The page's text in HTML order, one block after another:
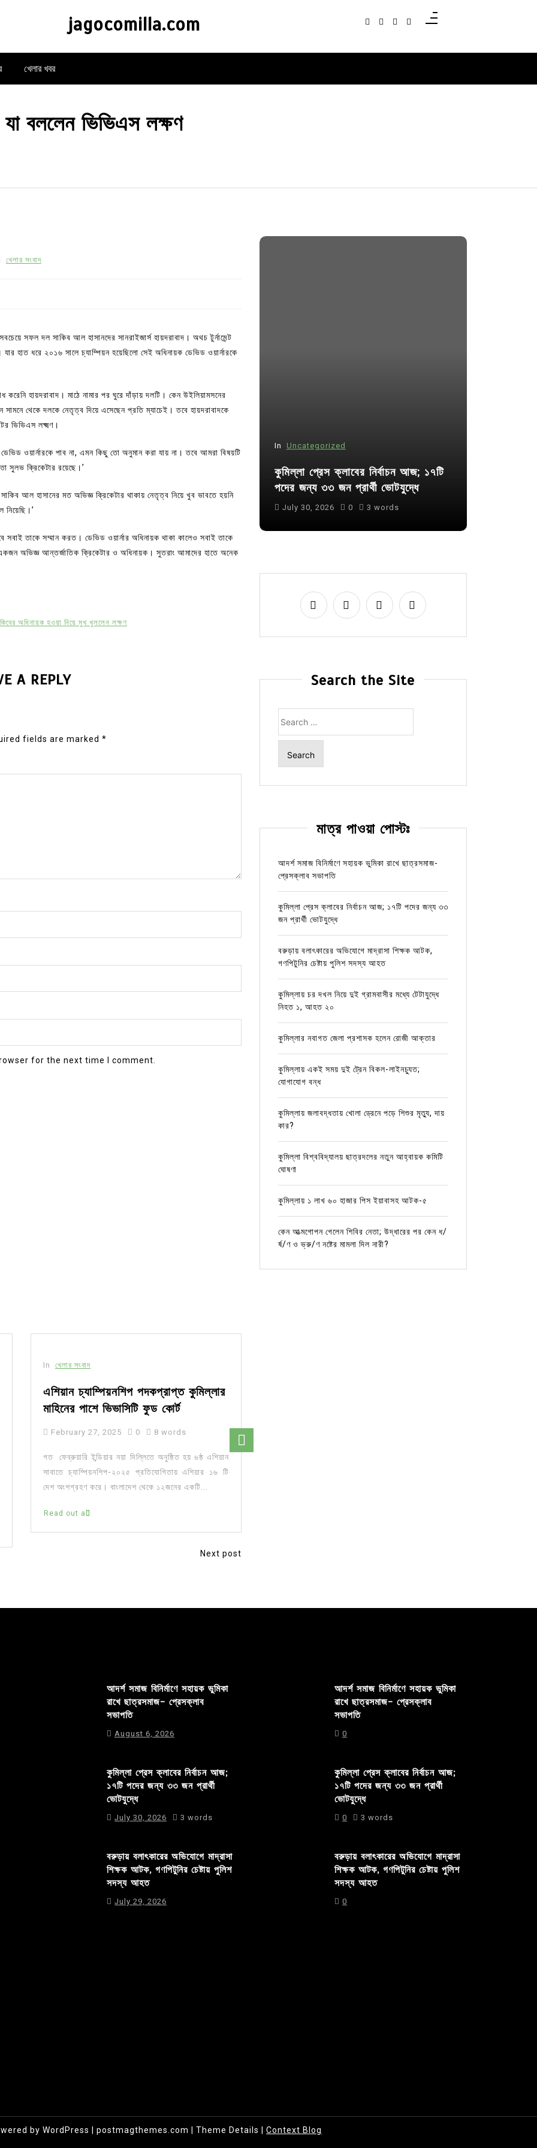
jagocomilla.com
খেলার খবর
যা বললেন ভিভিএস লক্ষণ
খেলার সংবাদ
সফল দল সাকিব আল হাসানদের সানরাইজার্স হায়দরাবাদ। অথচ টুর্নামেন্ট
হাত ধরে ২০১৬ সালে চ্যাম্পিয়ন হয়েছিলো সেই অধিনায়ক ডেভিড ওয়ার্নারকে
হায়দরাবাদ। মাঠে নামার পর ঘুরে দাঁড়ায় দলটি। কেন উইলিয়ামসনের
থেকে দলকে নেতৃত্ব দিয়ে এসেছেন প্রতি ম্যাচেই। তবে হায়দরাবাদকে
ভিভিএস লক্ষ্মণ।
ওয়ার্নারকে পাব না, এমন কিছু তো অনুমান করা যায় না। তবে আমরা বিষয়টি
সুলভ ক্রিকেটার রয়েছে।’
আল হাসানের মত অভিজ্ঞ ক্রিকেটার থাকায় নেতৃত্ব নিয়ে খুব ভাবতে হয়নি
তাকে সম্মান করত। ডেভিড ওয়ার্নার অধিনায়ক থাকা কালেও সবাই তাকে
অভিজ্ঞ আন্তর্জাতিক ক্রিকেটার ও অধিনায়ক। সুতরাং আমাদের হাতে অনেক
অধিনায়ক হওয়া নিয়ে মুখ খুললেন লক্ষণ
A REPLY
fields are marked *
for the next time I comment.
In খেলার সংবাদ
এশিয়ান চ্যাম্পিয়নশিপ পদকপ্রাপ্ত কুমিল্লার
মাহিনের পাশে ভিভাসিটি ফুড কোর্ট
February 27, 2025 0 8 words
গত ফেব্রুয়ারি ইন্ডিয়ার নয়া দিল্লিতে অনুষ্ঠিত হয় ৬ষ্ঠ এশিয়ান
সাবাতে চ্যাম্পিয়নশিপ-২০২৫ প্রতিযোগিতায় এশিয়ার ১৬ টি
দেশ অংশগ্রহণ করে। বাংলাদেশ থেকে ১২জনের একটি...
Read out all
Next post
১৭টি
আদর্শ সমাজ বিনির্মাণে সহায়ক ভুমিকা রাখে
In Uncategorized
কুমিল্লা প্রেস ক্লাবের নির্বাচন আজ; ১৭টি
পদের জন্য ৩৩ জন প্রার্থী ভোটযুদ্ধে
July 30, 2026 0 3 words
Search the Site
for:
মাত্র পাওয়া পোস্টঃ
আদর্শ সমাজ বিনির্মাণে সহায়ক ভুমিকা রাখে ছাত্রসমাজ-
প্রেসক্লাব সভাপতি
কুমিল্লা প্রেস ক্লাবের নির্বাচন আজ; ১৭টি পদের জন্য ৩৩
জন প্রার্থী ভোটযুদ্ধে
বরুড়ায় বলাৎকারের অভিযোগে মাদ্রাসা শিক্ষক আটক,
গণপিটুনির চেষ্টায় পুলিশ সদস্য আহত
কুমিল্লায় চর দখল নিয়ে দুই গ্রামবাসীর মধ্যে টেটাযুদ্ধে
নিহত ১, আহত ২০
কুমিল্লার নবাগত জেলা প্রশাসক হলেন রোজী আক্তার
কুমিল্লায় একই সময় দুই ট্রেন বিকল-লাইনচ্যুত;
যোগাযোগ বন্ধ
কুমিল্লায় জলাবদ্ধতায় খোলা ড্রেনে পড়ে শিশুর মৃত্যু, দায়
কার?
কুমিল্লা বিশ্ববিদ্যালয় ছাত্রদলের নতুন আহ্বায়ক কমিটি
ঘোষণা
কুমিল্লায় ১ লাখ ৬০ হাজার পিস ইয়াবাসহ আটক-৫
কেন আত্মগোপন গেলেন শিবির নেতা; উদ্ধারের পর কেন ধ/
র্ষ/ণ ও ভ্রু/ণ নষ্টের মামলা দিল নারী?
আদর্শ সমাজ বিনির্মাণে সহায়ক ভুমিকা
রাখে ছাত্রসমাজ- প্রেসক্লাব
সভাপতি
August 6, 2026
কুমিল্লা প্রেস ক্লাবের নির্বাচন আজ;
১৭টি পদের জন্য ৩৩ জন প্রার্থী
ভোটযুদ্ধে
July 30, 2026 3 words
বরুড়ায় বলাৎকারের অভিযোগে মাদ্রাসা
শিক্ষক আটক, গণপিটুনির চেষ্টায় পুলিশ
সদস্য আহত
July 29, 2026
আদর্শ সমাজ বিনির্মাণে সহায়ক ভুমিকা
রাখে ছাত্রসমাজ- প্রেসক্লাব
সভাপতি
0
কুমিল্লা প্রেস ক্লাবের নির্বাচন আজ;
১৭টি পদের জন্য ৩৩ জন প্রার্থী
ভোটযুদ্ধে
0 3 words
বরুড়ায় বলাৎকারের অভিযোগে মাদ্রাসা
শিক্ষক আটক, গণপিটুনির চেষ্টায় পুলিশ
সদস্য আহত
0
by WordPress postmagthemes.com Theme Details Context Blog